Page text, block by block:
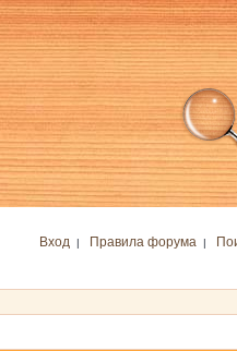
Вход | Правила форума |